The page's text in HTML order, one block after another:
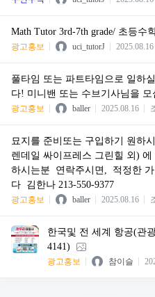
Math Tutor 3rd-7th grade/ 초등수
광고홍보 uci_tutorJ 2025.08.16
풀타임 또는 파트타임으로 일하
다! 미니밴 또는 수브기사님을 모
광고홍보 baller 2025.08.16
묘지를 준비또는 구입하기 원하
렌데일 싸이프레스 그린힐 외)
하시는분 연락주시면, 적정한
다 김한나 213-550-9377
광고홍보 baller 2025.08.16
한국및 전 세계 항공(관
4141)
광고홍보 참이슬